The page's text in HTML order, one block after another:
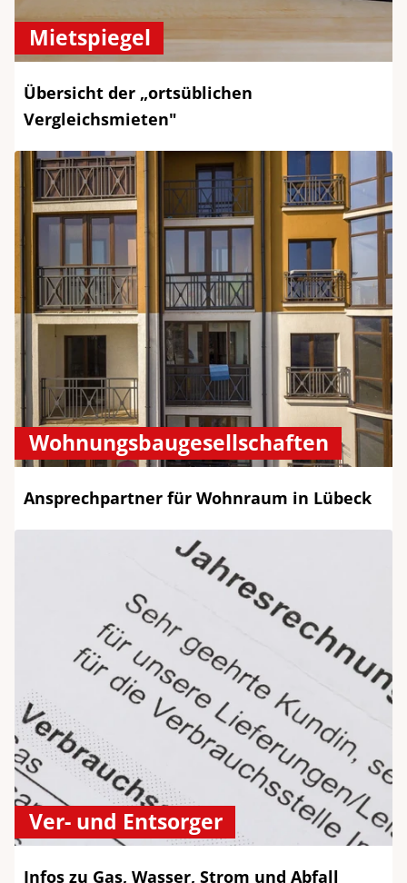
Mietspiegel
Übersicht der „ortsüblichen
Vergleichsmieten"
Wohnungsbaugesellschaften
Ansprechpartner für Wohnraum in Lübeck
Ver- und Entsorger
Infos zu Gas, Wasser, Strom und Abfall